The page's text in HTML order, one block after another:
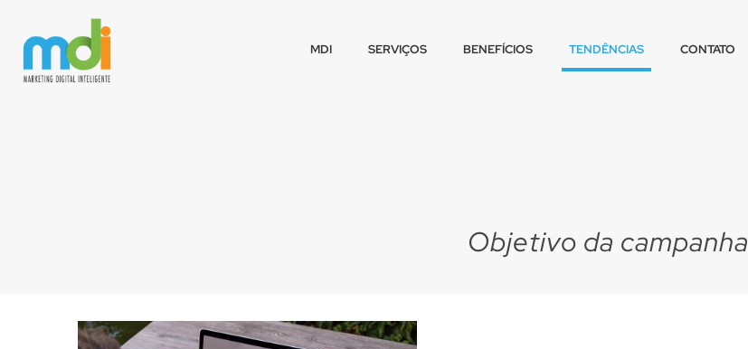
MDI SERVIÇOS BENEFÍCIOS TENDÊNCIAS CONTATO
Objetivo da campanha